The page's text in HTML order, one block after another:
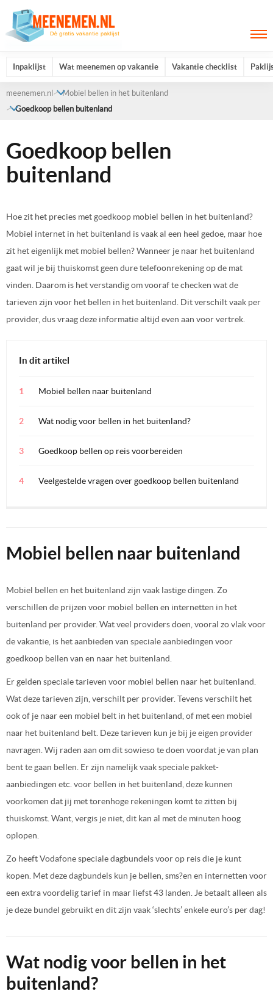
Inpaklijst Wat meenemen op vakantie Vakantie checklist
meenemen.nl
Mobiel bellen in het buitenland
Goedkoop bellen buitenland
Goedkoop bellen
buitenland
Hoe zit het precies met goedkoop mobiel bellen in het buitenland?
Mobiel internet in het buitenland is vaak al een heel gedoe, maar hoe
zit het eigenlijk met mobiel bellen? Wanneer je naar het buitenland
gaat wil je bij thuiskomst geen dure telefoonrekening op de mat
vinden. Daarom is het verstandig om vooraf te checken wat de
tarieven zijn voor het bellen in het buitenland. Dit verschilt vaak per
provider, dus vraag deze informatie altijd even aan voor vertrek.
In dit artikel
Mobiel bellen naar buitenland
Wat nodig voor bellen in het buitenland?
Goedkoop bellen op reis voorbereiden
Veelgestelde vragen over goedkoop bellen buitenland
Mobiel bellen naar buitenland
Mobiel bellen en het buitenland zijn vaak lastige dingen. Zo
verschillen de prijzen voor mobiel bellen en internetten in het
buitenland per provider. Wat veel providers doen, vooral zo vlak voor
de vakantie, is het aanbieden van speciale aanbiedingen voor
goedkoop bellen van en naar het buitenland.
Er gelden speciale tarieven voor mobiel bellen naar het buitenland.
Wat deze tarieven zijn, verschilt per provider. Tevens verschilt het
ook of je naar een mobiel belt in het buitenland, of met een mobiel
naar het buitenland belt. Deze tarieven kun je bij je eigen provider
navragen. Wij raden aan om dit sowieso te doen voordat je van plan
bent te gaan bellen. Er zijn namelijk vaak speciale pakket-
aanbiedingen etc. voor bellen in het buitenland, deze kunnen
voorkomen dat jij met torenhoge rekeningen komt te zitten bij
thuiskomst. Want, vergis je niet, dit kan al met de minuten hoog
oplopen.
Zo heeft Vodafone speciale dagbundels voor op reis die je kunt
kopen. Met deze dagbundels kun je bellen, sms?en en internetten voor
een extra voordelig tarief in maar liefst 43 landen. Je betaalt alleen als
je deze bundel gebruikt en dit zijn vaak ‘slechts’ enkele euro’s per dag!
Wat nodig voor bellen in het
buitenland?